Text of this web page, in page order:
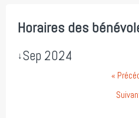
Horaires des
↓Sep 2024
«